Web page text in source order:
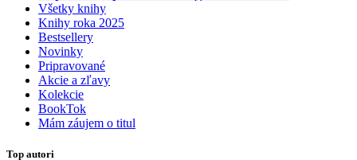
Všetky knihy
Knihy roka 2025
Bestsellery
Novinky
Pripravované
Akcie a zľavy
Kolekcie
BookTok
Mám záujem o titul
Top autori